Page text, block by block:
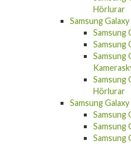
Hörlurar
Samsung
Samsung
Samsung
Samsung
Samsung
Hörlurar
Samsung
Samsung
Samsung
Samsung